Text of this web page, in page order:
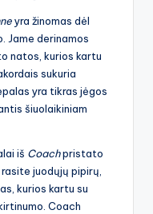
yra žinomas dėl
Jame derinamos
natos, kurios kartu
sukuria
yra tikras jėgos
šiuolaikiniam
iš Coachpristato
juodųjų pipirų,
kurios kartu su
Coach